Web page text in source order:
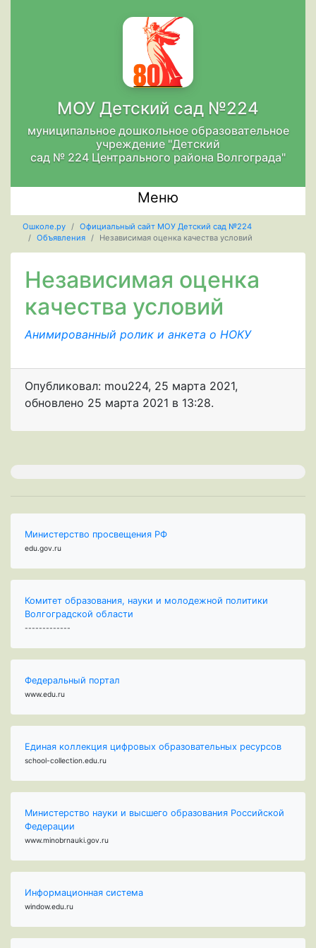
МОУ Детский сад №224
муниципальное дошкольное образовательное
учреждение "Детский
сад № 224 Центрального района Волгограда"
Меню
Ошколе.ру
Официальный сайт МОУ Детский сад №224
Объявления
Независимая оценка качества условий
Независимая оценка
качества условий
Анимированный ролик и анкета о НОКУ
Опубликовал: mou224, 25 марта 2021,
обновлено 25 марта 2021 в 13:28.
Министерство просвещения РФ
edu.gov.ru
Комитет образования, науки и молодежной политики
Волгоградской области
-------------
Федеральный портал
www.edu.ru
Единая коллекция цифровых образовательных ресурсов
school-collection.edu.ru
Министерство науки и высшего образования Российской
Федерации
www.minobrnauki.gov.ru
Информационная система
window.edu.ru